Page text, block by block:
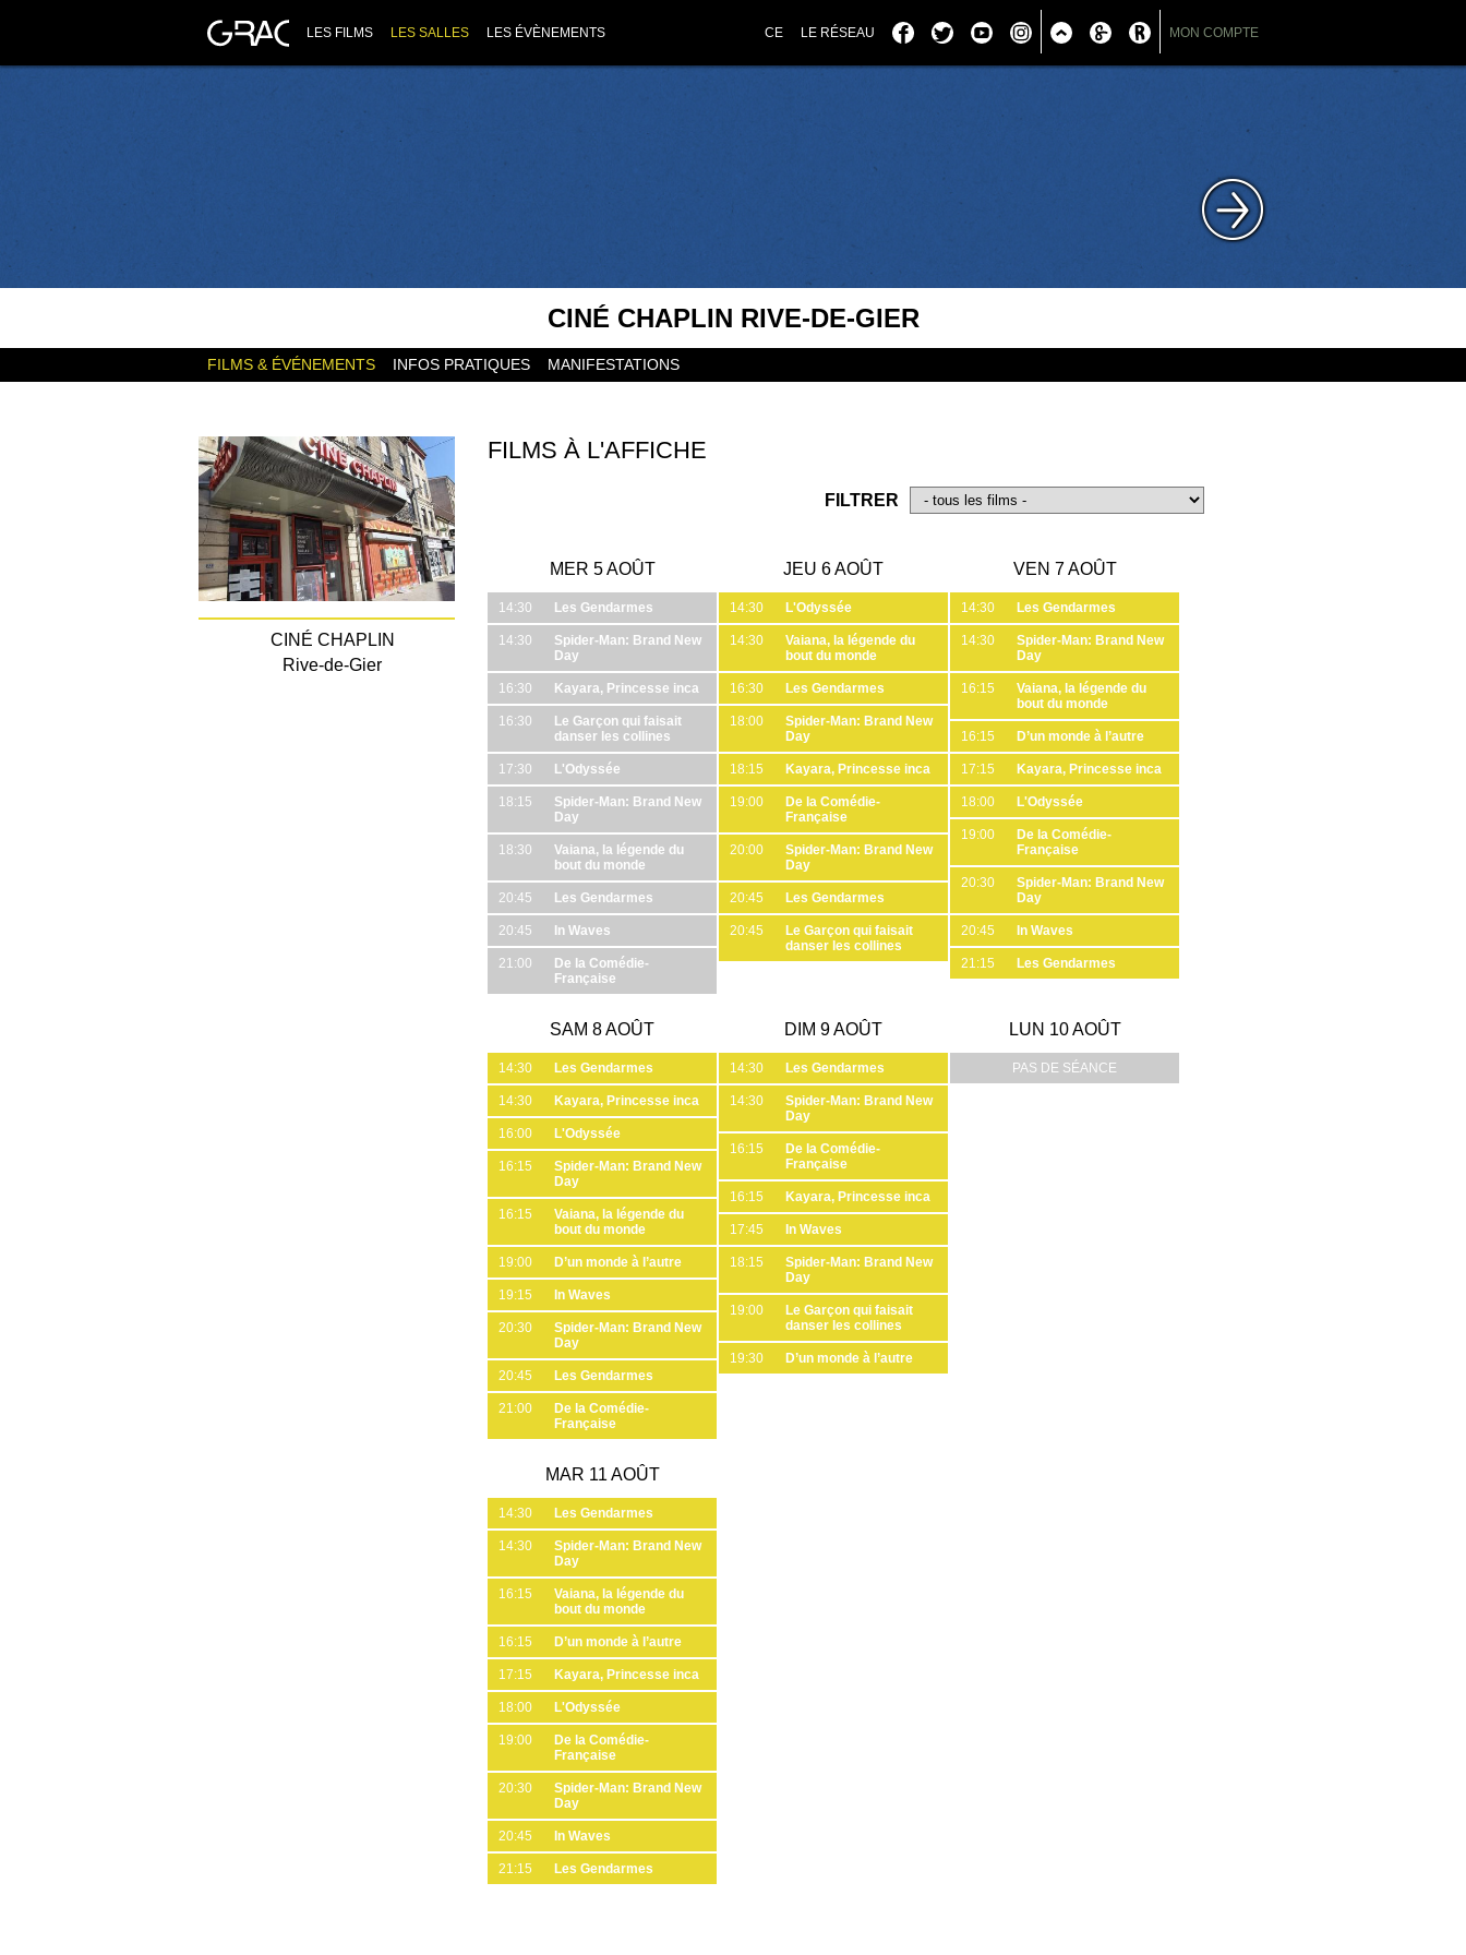
LES FILMS LES SALLES LES ÉVÈNEMENTS CE LE RÉSEAU MON COMPTE
CINÉ CHAPLIN RIVE-DE-GIER
FILMS & ÉVÉNEMENTS INFOS PRATIQUES MANIFESTATIONS
CINÉ CHAPLIN
Rive-de-Gier
FILMS À L'AFFICHE
FILTRER
MER 5 AOÛT
14:30 Les Gendarmes
14:30
Spider-Man: Brand New
Day
16:30 Kayara, Princesse inca
16:30
Le Garçon qui faisait
danser les collines
17:30 L'Odyssée
18:15
Spider-Man: Brand New
Day
18:30
Vaiana, la légende du
bout du monde
20:45 Les Gendarmes
20:45 In Waves
21:00
De la Comédie-
Française
JEU 6 AOÛT
14:30 L'Odyssée
14:30
Vaiana, la légende du
bout du monde
16:30 Les Gendarmes
18:00
Spider-Man: Brand New
Day
18:15 Kayara, Princesse inca
19:00
De la Comédie-
Française
20:00
Spider-Man: Brand New
Day
20:45 Les Gendarmes
20:45
Le Garçon qui faisait
danser les collines
VEN 7 AOÛT
14:30 Les Gendarmes
14:30
Spider-Man: Brand New
Day
16:15
Vaiana, la légende du
bout du monde
16:15 D’un monde à l’autre
17:15 Kayara, Princesse inca
18:00 L'Odyssée
19:00
De la Comédie-
Française
20:30
Spider-Man: Brand New
Day
20:45 In Waves
21:15 Les Gendarmes
SAM 8 AOÛT
14:30 Les Gendarmes
14:30 Kayara, Princesse inca
16:00 L'Odyssée
16:15
Spider-Man: Brand New
Day
16:15
Vaiana, la légende du
bout du monde
19:00 D’un monde à l’autre
19:15 In Waves
20:30
Spider-Man: Brand New
Day
20:45 Les Gendarmes
21:00
De la Comédie-
Française
DIM 9 AOÛT
14:30 Les Gendarmes
14:30
Spider-Man: Brand New
Day
16:15
De la Comédie-
Française
16:15 Kayara, Princesse inca
17:45 In Waves
18:15
Spider-Man: Brand New
Day
19:00
Le Garçon qui faisait
danser les collines
19:30 D’un monde à l’autre
LUN 10 AOÛT
PAS DE SÉANCE
MAR 11 AOÛT
14:30 Les Gendarmes
14:30
Spider-Man: Brand New
Day
16:15
Vaiana, la légende du
bout du monde
16:15 D’un monde à l’autre
17:15 Kayara, Princesse inca
18:00 L'Odyssée
19:00
De la Comédie-
Française
20:30
Spider-Man: Brand New
Day
20:45 In Waves
21:15 Les Gendarmes